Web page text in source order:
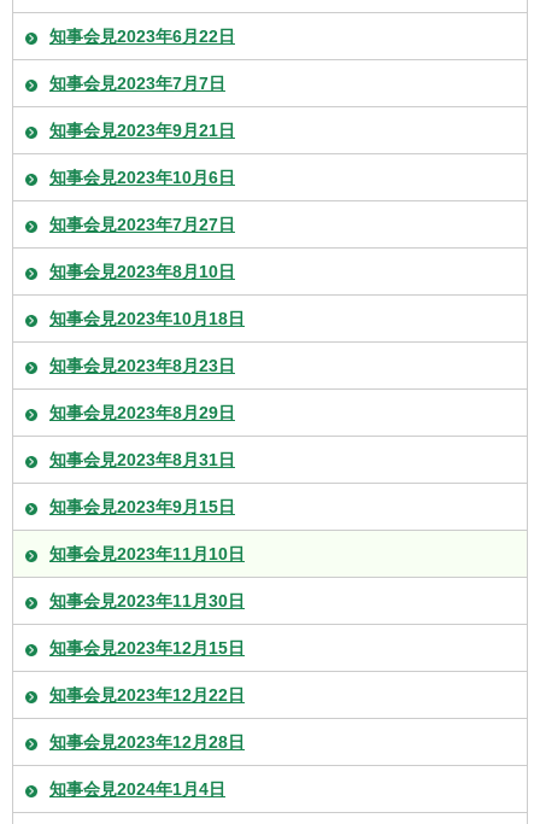
知事会見2023年6月22日
知事会見2023年7月7日
知事会見2023年9月21日
知事会見2023年10月6日
知事会見2023年7月27日
知事会見2023年8月10日
知事会見2023年10月18日
知事会見2023年8月23日
知事会見2023年8月29日
知事会見2023年8月31日
知事会見2023年9月15日
知事会見2023年11月10日
知事会見2023年11月30日
知事会見2023年12月15日
知事会見2023年12月22日
知事会見2023年12月28日
知事会見2024年1月4日